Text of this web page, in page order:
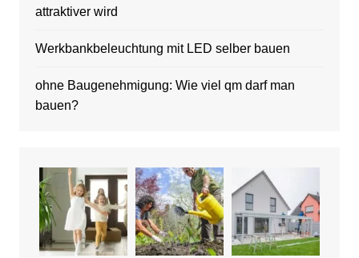
attraktiver wird
Werkbankbeleuchtung mit LED selber bauen
ohne Baugenehmigung: Wie viel qm darf man
bauen?